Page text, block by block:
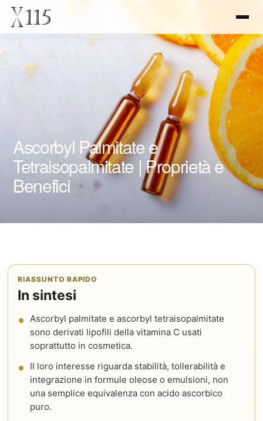
Ascorbyl Palmitate e
Tetraisopalmitate | Proprietà e
Benefici
RIASSUNTO RAPIDO
In sintesi
Ascorbyl palmitate e ascorbyl tetraisopalmitate
sono derivati lipofili della vitamina C usati
soprattutto in cosmetica.
Il loro interesse riguarda stabilità, tollerabilità e
integrazione in formule oleose o emulsioni, non
una semplice equivalenza con acido ascorbico
puro.